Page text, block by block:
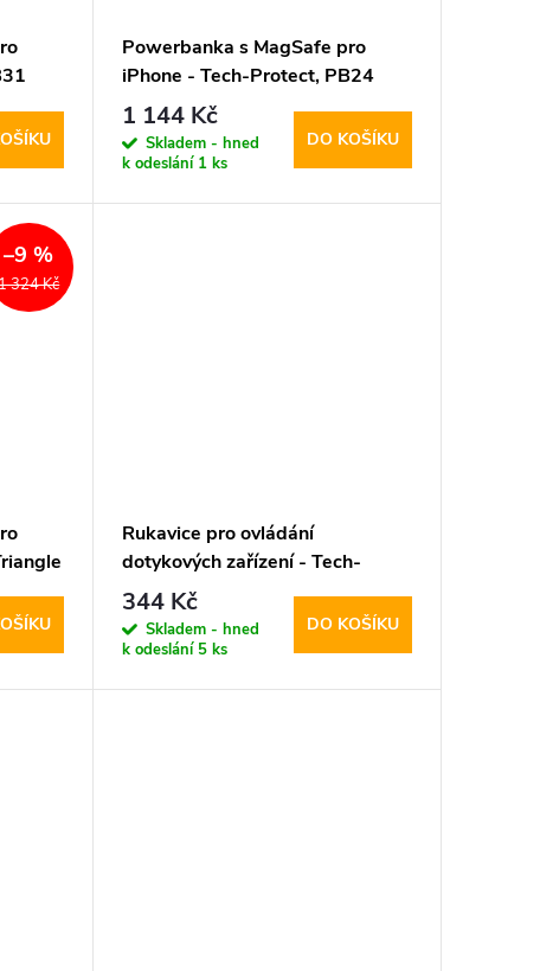
Powerbanka s MagSafe pro
iPhone - Tech-Protect, PB24
LifeMag QI2 10000mAh White
1 144 Kč
Skladem - hned
k odeslání 1 ks
DO KOŠÍKU
324 Kč
–9 %
Rukavice pro ovládání
dotykových zařízení - Tech-
Protect, WG01 Winter
Touchscreen Gloves L
344 Kč
Skladem - hned
k odeslání 5 ks
DO KOŠÍKU